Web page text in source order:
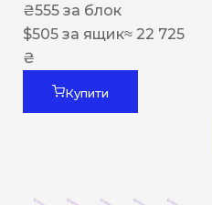
₴555 за блок
$505 за ящик≈ 22 725
₴
Купити